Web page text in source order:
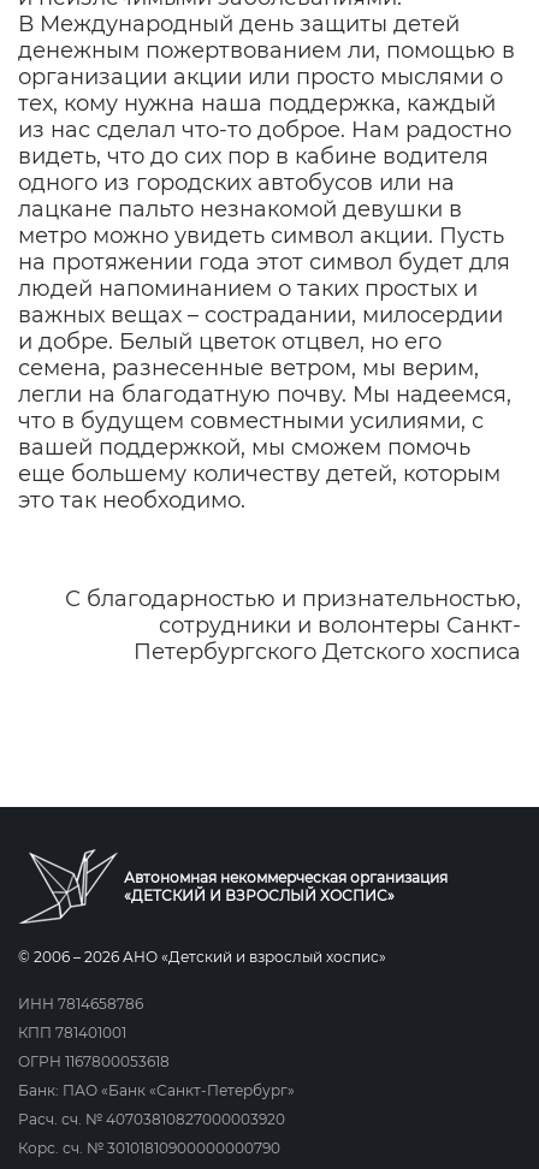
В Международный день защиты детей
денежным пожертвованием ли, помощью в
организации акции или просто мыслями о
тех, кому нужна наша поддержка, каждый
из нас сделал что-то доброе. Нам радостно
видеть, что до сих пор в кабине водителя
одного из городских автобусов или на
лацкане пальто незнакомой девушки в
метро можно увидеть символ акции. Пусть
на протяжении года этот символ будет для
людей напоминанием о таких простых и
важных вещах – сострадании, милосердии
и добре. Белый цветок отцвел, но его
семена, разнесенные ветром, мы верим,
легли на благодатную почву. Мы надеемся,
что в будущем совместными усилиями, с
вашей поддержкой, мы сможем помочь
еще большему количеству детей, которым
это так необходимо.
С благодарностью и признательностью,
сотрудники и волонтеры Санкт-
Петербургского Детского хосписа
Автономная некоммерческая организация
«ДЕТСКИЙ И ВЗРОСЛЫЙ ХОСПИС»
© 2006 – 2026 АНО «Детский и взрослый хоспис»
ИНН 7814658786
КПП 781401001
ОГРН 1167800053618
Банк: ПАО «Банк «Санкт-Петербург»
Расч. сч. № 40703810827000003920
Корс. сч. № 30101810900000000790